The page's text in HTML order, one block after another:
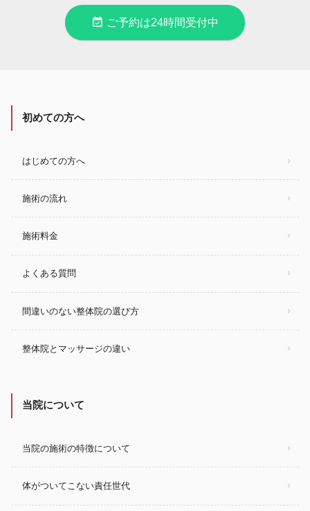
event_available ご予約は24時間受付中
初めての方へ
はじめての方へ
施術の流れ
施術料金
よくある質問
間違いのない整体院の選び方
整体院とマッサージの違い
当院について
当院の施術の特徴について
体がついてこない責任世代